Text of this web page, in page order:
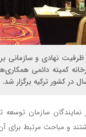
30 نفر از نمایندگان
و مباحث مرتبط